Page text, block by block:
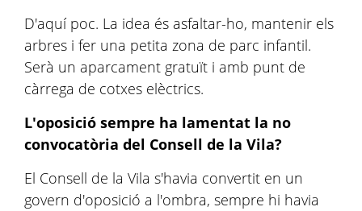
D'aquí poc. La idea és asfaltar-ho, mantenir els
arbres i fer una petita zona de parc infantil.
Serà un aparcament gratuït i amb punt de
càrrega de cotxes elèctrics.
L'oposició sempre ha lamentat la no
convocatòria del Consell de la Vila?
El Consell de la Vila s'havia convertit en un
govern d'oposició a l'ombra, sempre hi havia